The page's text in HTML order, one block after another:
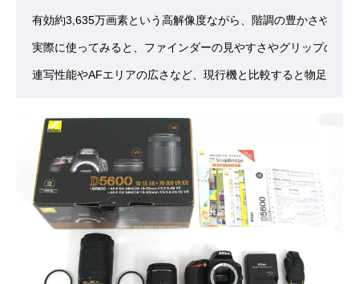
有効約3,635万画素という高解像度ながら、階調の豊かさや暗
実際に使ってみると、ファインダーの見やすさやグリップの安
連写性能やAFエリアの広さなど、現行機と比較すると物足りな